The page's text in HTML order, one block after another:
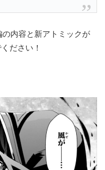
内容と新アトミックが
ださい！